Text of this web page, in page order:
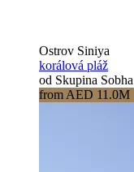
Ostrov Siniya
korálová pláž
od Skupina Sobha
from AED 11.0M